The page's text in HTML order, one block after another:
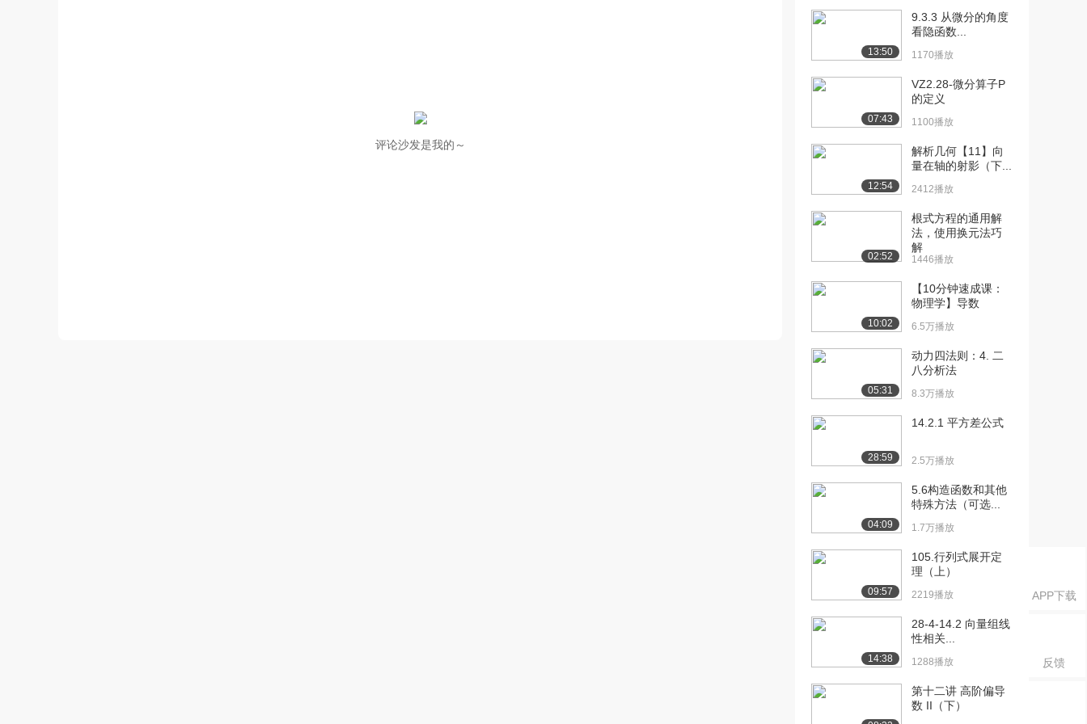
APP下载
反馈
评论沙发是我的～
[12] 恒加速下的平均速度
[13] 航空母舰起飞的加速
14:15
[14] 以恒定速率曲线运动
的赛车
9.3万播放
[16] 质量和重力的区分
[17] 轨道中的航天员的重
11.1万播放
[18] 砖块还是羽毛落得快
[19] 用时间、加速度、初
始速度推导出位移
度和速度
高度
射位移
[23] 给定高度对速度的影
响
13:50
9.3.3 从微分的角度
看隐函数...
1170播放
07:43
VZ2.28-微分算子P
的定义
1100播放
12:54
解析几何【11】向
量在轴的射影（下...
2412播放
02:52
根式方程的通用解
法，使用换元法巧
解
1446播放
10:02
【10分钟速成课：
物理学】导数
6.5万播放
05:31
动力四法则：4. 二
八分析法
8.3万播放
28:59
14.2.1 平方差公式
2.5万播放
04:09
5.6构造函数和其他
特殊方法（可选...
1.7万播放
09:57
105.行列式展开定
理（上）
2219播放
14:38
28-4-14.2 向量组线
性相关...
1288播放
第十二讲 高阶偏导
数 II（下）